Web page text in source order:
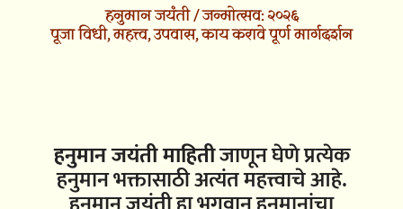
हनुमान जयंती / जन्मोत्सव: २०२६
पूजा विधी, महत्त्व, उपवास, काय करावे पूर्ण मार्गदर्शन
हनुमान जयंती माहितीजाणून घेणे प्रत्येक
हनुमान भक्तासाठी अत्यंत महत्त्वाचे आहे.